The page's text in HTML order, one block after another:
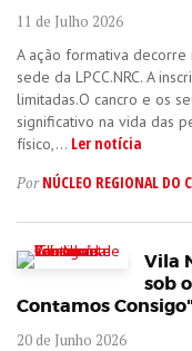
11 de Julho 2026
A ação formativa decorre
sede da LPCC.NRC. A
limitadas.O cancro e os
significativo na vida das
físico,... Ler notícia
PorNÚCLEO REGIONAL DO
Vila
sob
Contamos Consigo"
20 de Junho 2026